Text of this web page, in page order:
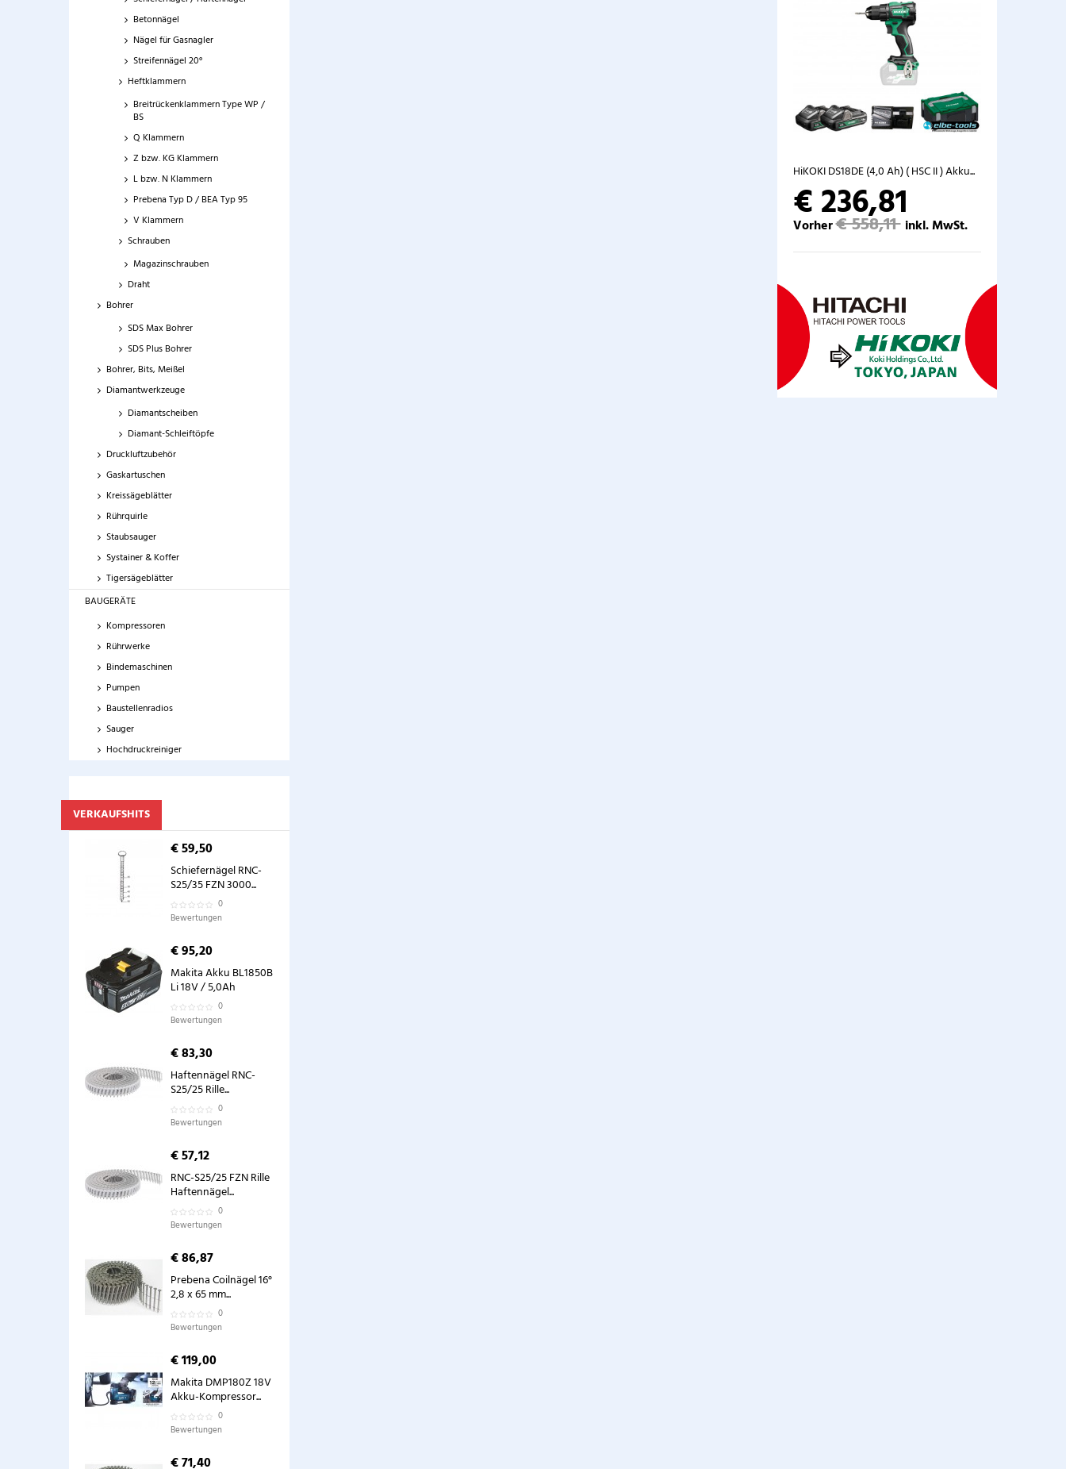
Betonnägel
Nägel für Gasnagler
Streifennägel 20°
Heftklammern
Breitrückenklammern Type WP /
BS
Q Klammern
Z bzw. KG Klammern
L bzw. N Klammern
Prebena Typ D / BEA Typ 95
V Klammern
Schrauben
Magazinschrauben
Draht
Bohrer
SDS Max Bohrer
SDS Plus Bohrer
Bohrer, Bits, Meißel
Diamantwerkzeuge
Diamantscheiben
Diamant-Schleiftöpfe
Druckluftzubehör
Gaskartuschen
Kreissägeblätter
Rührquirle
Staubsauger
Systainer & Koffer
Tigersägeblätter
BAUGERÄTE
Kompressoren
Rührwerke
Bindemaschinen
Pumpen
Baustellenradios
Sauger
Hochdruckreiniger
VERKAUFSHITS
€ 59,50
Schiefernägel RNC-
S25/35 FZN 3000...
0
Bewertungen
€ 95,20
Makita Akku BL1850B
Li 18V / 5,0Ah
0
Bewertungen
€ 83,30
Haftennägel RNC-
S25/25 Rille...
0
Bewertungen
€ 57,12
RNC-S25/25 FZN Rille
Haftennägel...
0
Bewertungen
€ 86,87
Prebena Coilnägel 16°
2,8 x 65 mm...
0
Bewertungen
€ 119,00
Makita DMP180Z 18V
Akku-Kompressor...
0
Bewertungen
€ 71,40
HiKOKI DS18DE (4,0 Ah) ( HSC II ) Akku...
€ 236,81
Vorher€ 558,11 inkl. MwSt.